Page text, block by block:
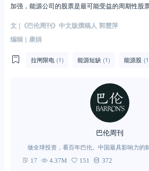
加强，能源公司的股票是最可能受益的周期性股票
文 |《巴伦周刊》中文版撰稿人 郭慧萍
编辑 | 康娟
拉闸限电 (1) 能源短缺 (1) 能源股
巴伦周刊
做全球投资，看百年巴伦。中国最具影响力的
经》携手道琼斯媒体集团，引入百年历史的《巴
17 4.37M 151 372